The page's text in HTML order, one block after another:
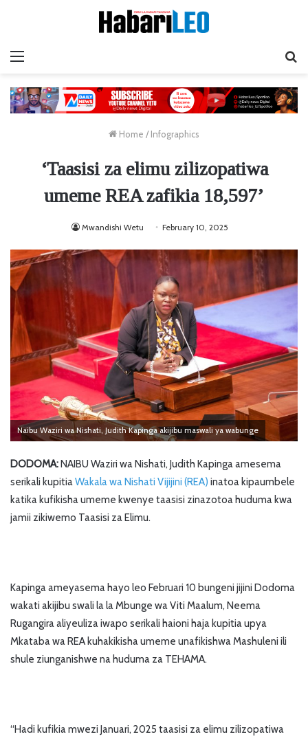
Home / Infographics
‘Taasisi za elimu zilizopatiwa
umeme REA zafikia 18,597’
Mwandishi Wetu February 10, 2025
Naibu Waziri wa Nishati, Judith Kapinga akijibu maswali ya wabunge
DODOMA:NAIBU Waziri wa Nishati, Judith Kapinga amesema
serikali kupitiaWakala wa Nishati Vijijini (REA) inatoa kipaumbele
katika kufikisha umeme kwenye taasisi zinazotoa huduma kwa
jamii zikiwemo Taasisi za Elimu.
Kapinga ameyasema hayo leo Februari 10 bungeni jijini Dodoma
wakati akijibu swali la la Mbunge wa Viti Maalum, Neema
Rugangira aliyeuliza iwapo serikali haioni haja kupitia upya
Mkataba wa REA kuhakikisha umeme unafikishwa Mashuleni ili
shule ziunganishwe na huduma za TEHAMA.
“Hadi kufikia mwezi Januari, 2025 taasisi za elimu zilizopatiwa